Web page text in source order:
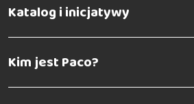
Katalog i inicjatywy
Kim jest Paco?